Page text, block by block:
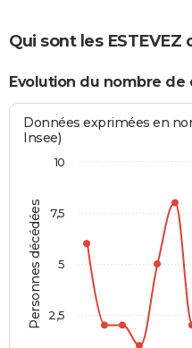
Qui sont les
Evolution du nombre de
Personnes décédées
Données exprimées en
Insee)
10
2,5
5
7,5